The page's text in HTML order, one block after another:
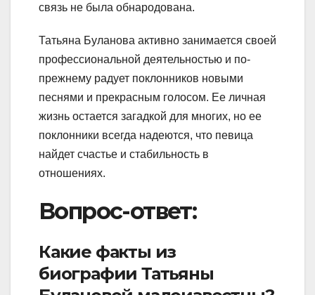
связь не была обнародована.
Татьяна Буланова активно занимается своей
профессиональной деятельностью и по-
прежнему радует поклонников новыми
песнями и прекрасным голосом. Ее личная
жизнь остается загадкой для многих, но ее
поклонники всегда надеются, что певица
найдет счастье и стабильность в
отношениях.
Вопрос-ответ:
Какие факты из
биографии Татьяны